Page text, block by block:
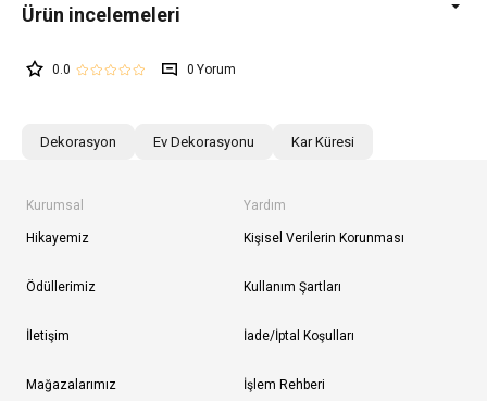
0.0 0
Dekorasyon Ev Dekorasyonu Kar Küresi
Kurumsal
Hikayemiz
Ödüllerimiz
İletişim
Mağazalarımız
Yardım
Kişisel Verilerin Korunması
Kullanım Şartları
İade/İptal Koşulları
İşlem Rehberi